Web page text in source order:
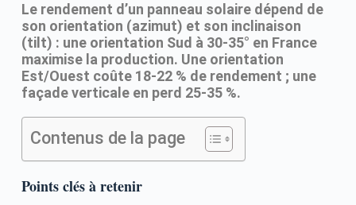
Le rendement d’un panneau solaire dépend de
son orientation (azimut) et son inclinaison
(tilt) : une orientation Sud à 30-35° en France
maximise la production. Une orientation
Est/Ouest coûte 18-22 % de rendement ; une
façade verticale en perd 25-35 %.
Contenus de la page
Points clés à retenir